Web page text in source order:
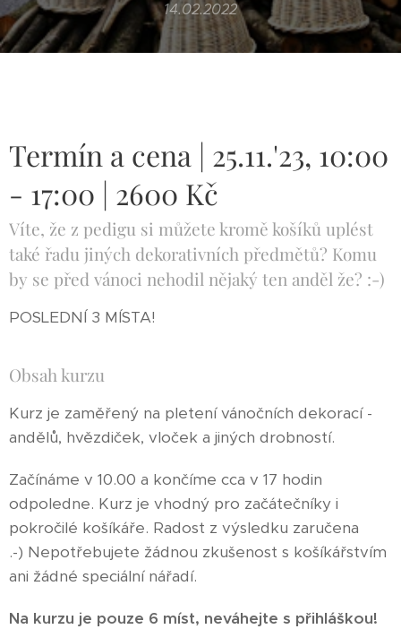
14.02.2022
Termín a cena | 25.11.'23, 10:00
- 17:00 | 2600 Kč
Víte, že z pedigu si můžete kromě košíků uplést
také řadu jiných dekorativních předmětů? Komu
by se před vánoci nehodil nějaký ten anděl že? :-)
POSLEDNÍ 3 MÍSTA!
Obsah kurzu
Kurz je zaměřený na pletení vánočních dekorací -
andělů, hvězdiček, vloček a jiných drobností.
Začínáme v 10.00 a končíme cca v 17 hodin
odpoledne. Kurz je vhodný pro začátečníky i
pokročilé košíkáře. Radost z výsledku zaručena
.-) Nepotřebujete žádnou zkušenost s košíkářstvím
ani žádné speciální nářadí.
Na kurzu je pouze 6 míst, neváhejte s přihláškou!